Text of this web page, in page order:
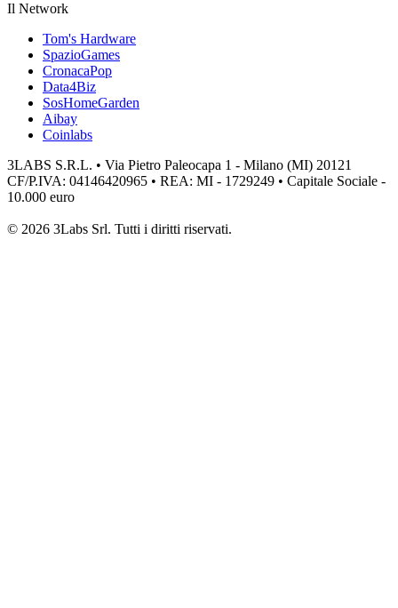
Il Network
Tom's Hardware
SpazioGames
CronacaPop
Data4Biz
SosHomeGarden
Aibay
Coinlabs
3LABS S.R.L. • Via Pietro Paleocapa 1 - Milano (MI) 20121
CF/P.IVA: 04146420965 • REA: MI - 1729249 • Capitale Sociale -
10.000 euro
© 2026 3Labs Srl. Tutti i diritti riservati.